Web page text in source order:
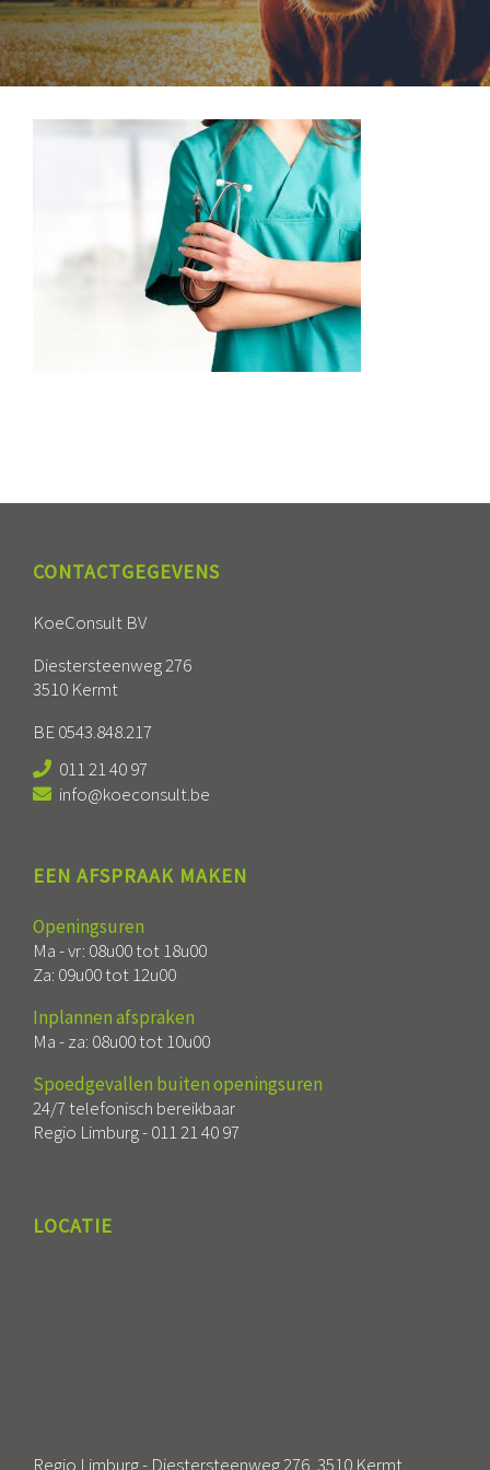
CONTACTGEGEVENS
KoeConsult BV
Diestersteenweg 276
3510 Kermt
BE 0543.848.217
011 21 40 97
info@koeconsult.be
EEN AFSPRAAK MAKEN
Openingsuren
Ma - vr: 08u00 tot 18u00
Za: 09u00 tot 12u00
Inplannen afspraken
Ma - za: 08u00 tot 10u00
Spoedgevallen buiten openingsuren
24/7 telefonisch bereikbaar
Regio Limburg -011 21 40 97
LOCATIE
Regio Limburg - Diestersteenweg 276, 3510 Kermt